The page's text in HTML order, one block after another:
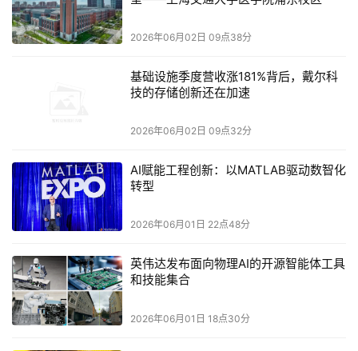
外观方面，产品也延续了三星Galaxy Buds系列标志性
的刀锋美学——升级的刀锋饰面耳机柄在捏合控制区域采用
操。配备高透光率透明视窗的充电盒小巧精致，透过半透明
的充电盒盖，就可以看到两只精巧耳机收纳其中，让佩戴出
行自在从容。
动听音效 安静降噪
不仅设计时尚、佩戴舒适，三星Galaxy Buds4系列的
降噪体验同样出色。增强的ANC（主动降噪）算法能依据
在内的多种干扰。无论是地铁车厢里持续的低频轰鸣，还是
街头此起彼伏的人声，开启降噪之后，嘈杂便被推远。三星
Galaxy Buds Pro更进一步，搭载增强型实时自适应ANC与
2026年06月02日 09点38分
基础设施季度营收涨181%背后，戴尔科
技的存储创新还在加速
2026年06月02日 09点32分
AI赋能工程创新：以MATLAB驱动数智化
转型
2026年06月01日 22点48分
英伟达发布面向物理AI的开源智能体工具
和技能集合
2026年06月01日 18点30分